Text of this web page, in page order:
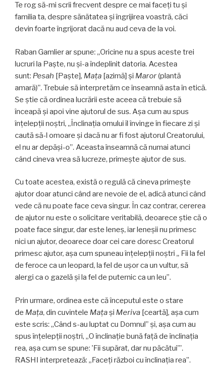
Te rog să-mi scrii frecvent despre ce mai faceți tu și
familia ta, despre sănătatea și îngrijirea voastră, căci
devin foarte îngrijorat dacă nu aud ceva de la voi.
Raban Gamlier ar spune: „Oricine nu a spus aceste trei
lucruri la Paște, nu și-a îndeplinit datoria. Acestea
sunt: Pesah [Paște], Mața [azimă] și Maror(plantă
amară)”. Trebuie să interpretăm ce înseamnă asta în etică.
Se știe că ordinea lucrării este aceea că trebuie să
înceapă și apoi vine ajutorul de sus. Așa cum au spus
înțelepții noștri, „Înclinația omului îl învinge în fiecare zi și
caută să-l omoare și dacă nu ar fi fost ajutorul Creatorului,
el nu ar depăși-o”. Aceasta înseamnă că numai atunci
când cineva vrea să lucreze, primește ajutor de sus.
Cu toate acestea, există o regulă că cineva primește
ajutor doar atunci când are nevoie de el, adică atunci când
vede că nu poate face ceva singur. În caz contrar, cererea
de ajutor nu este o solicitare veritabilă, deoarece știe că o
poate face singur, dar este leneș, iar leneșii nu primesc
nici un ajutor, deoarece doar cei care doresc Creatorul
primesc ajutor, așa cum spuneau înțelepții noștri „ Fii la fel
de feroce ca un leopard, la fel de ușor ca un vultur, să
alergi ca o gazelă și la fel de puternic ca un leu”.
Prin urmare, ordinea este că începutul este o stare
de Mața, din cuvintele Mațași Meriva [ceartă], așa cum
este scris: „Când s-au luptat cu Domnul” și, așa cum au
spus înțelepții noștri, „O înclinație bună față de înclinația
rea, așa cum se spune: ’Fii supărat, dar nu păcătui’”.
RASHI interpretează: „Faceți război cu înclinația rea”.